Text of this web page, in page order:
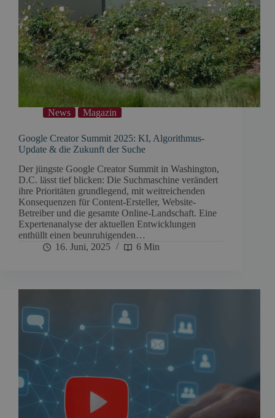
News Magazin
Google Creator Summit 2025: KI, Algorithmus-
Update & die Zukunft der Suche
Der jüngste Google Creator Summit in Washington,
D.C. lässt tief blicken: Die Suchmaschine verändert
ihre Prioritäten grundlegend, mit weitreichenden
Konsequenzen für Content-Ersteller, Website-
Betreiber und die gesamte Online-Landschaft. Eine
Expertenanalyse der aktuellen Entwicklungen
enthüllt einen beunruhigenden…
16. Juni, 2025
6 Min